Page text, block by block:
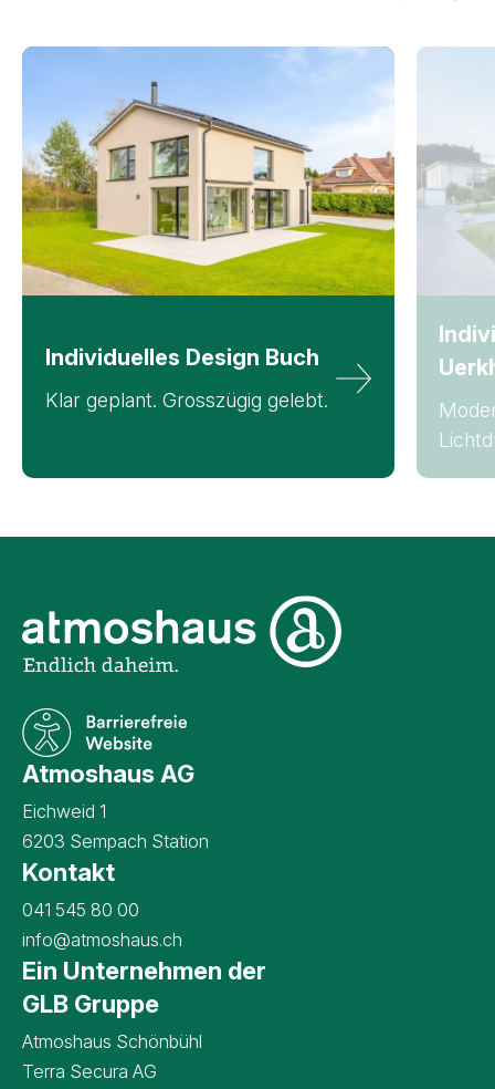
Individuelles Design Buch
Klar geplant. Grosszügig gelebt.
Atmoshaus AG
Eichweid 1
6203 Sempach Station
Kontaktangaben Atmoshaus AG
Kontakt
041 545 80 00
info@atmoshaus.ch
Ein Unternehmen der
GLB Gruppe
Atmoshaus Schönbühl
Terra Secura AG